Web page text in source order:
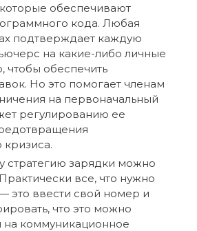
которые обеспечивают
кода. Любая
подтверждает каждую
на какие-либо личные
чтобы обеспечить
Но это помогает членам
на первоначальный
регулированию ее
стратегию зарядки можно
все, что нужно
это ввести свой номер и
что это можно
на коммуникационное